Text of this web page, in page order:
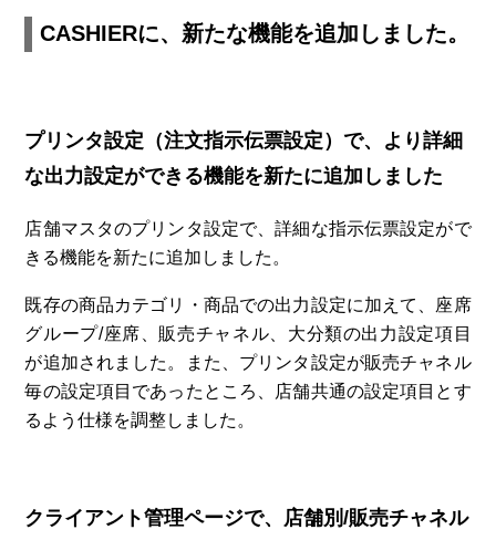
CASHIERに、新たな機能を追加しました。
プリンタ設定（注文指示伝票設定）で、より詳細
な出力設定ができる機能を新たに追加しました
店舗マスタのプリンタ設定で、詳細な指示伝票設定がで
きる機能を新たに追加しました。
既存の商品カテゴリ・商品での出力設定に加えて、座席
グループ/座席、販売チャネル、大分類の出力設定項目
が追加されました。また、プリンタ設定が販売チャネル
毎の設定項目であったところ、店舗共通の設定項目とす
るよう仕様を調整しました。
クライアント管理ページで、店舗別/販売チャネル